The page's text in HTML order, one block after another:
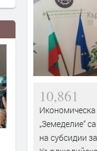
Иззеха 544 стоки
автомобил
10,861
„Земеделие“
на субсидии